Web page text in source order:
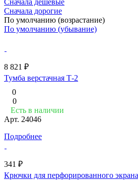
Сначала дорогие
По умолчанию (возрастание)
По умолчанию (убывание)
8 821 ₽
Тумба верстачная Т-2
0
0
Есть в наличии
Арт. 24046
Подробнее
341 ₽
Крючки для перфорированного экрана